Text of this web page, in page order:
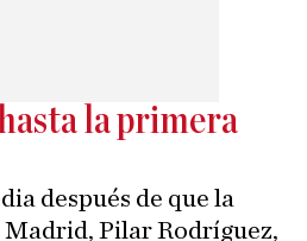
la primera
después de que la
Pilar Rodríguez,